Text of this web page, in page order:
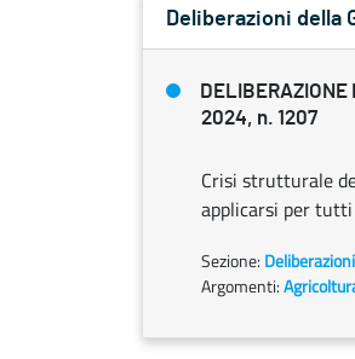
Deliberazioni della
2024, n. 1207
Crisi strutturale
applicarsi per tutti
Sezione:
Argomenti: